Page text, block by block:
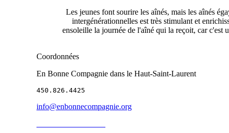
Les jeunes font sourire les aînés, mais les aînés
intergénérationnelles est très stimulant et
ensoleille la journée de l'aîné qui la reçoit, car c'est
Coordonnées
En Bonne Compagnie dans le Haut-Saint-Laurent
450.826.4425
info@enbonnecompagnie.org